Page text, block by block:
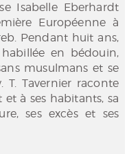
Isabelle Eberhardt
Européenne à
Pendant huit ans,
en bédouin,
musulmans et se
T. Tavernier raconte
à ses habitants, sa
ses excès et ses